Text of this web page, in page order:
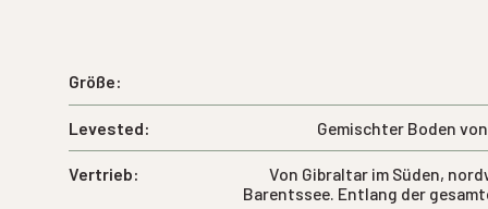
Größe:
Levested: Gemischter Boden
Vertrieb:
Von Gibraltar im Süden,
Barentssee. Entlang der